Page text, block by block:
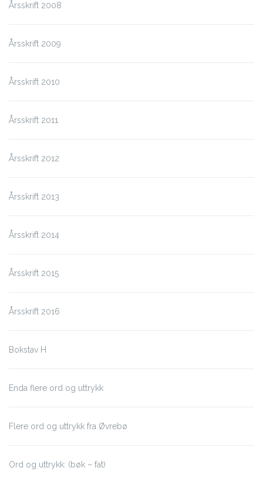
Årsskrift 2008
Årsskrift 2009
Årsskrift 2010
Årsskrift 2011
Årsskrift 2012
Årsskrift 2013
Årsskrift 2014
Årsskrift 2015
Årsskrift 2016
Bokstav H
Enda flere ord og uttrykk
Flere ord og uttrykk fra Øvrebø
Ord og uttrykk: (bøk – fat)